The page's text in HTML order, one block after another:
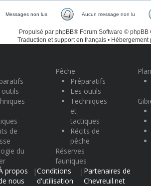
Messages non lus Aucun message non lu
Propulsé par phpBB® Forum Software © phpBB
Traduction et support en français • Hébergement
outils
de
du
Pêche
Préparatifs
Les outils
Techniques
et
tactiques
Récits de
pêche
Réserves
fauniques
propos
nous
|Conditions
d'utilisation
| Partenaires de
Chevreuil.net